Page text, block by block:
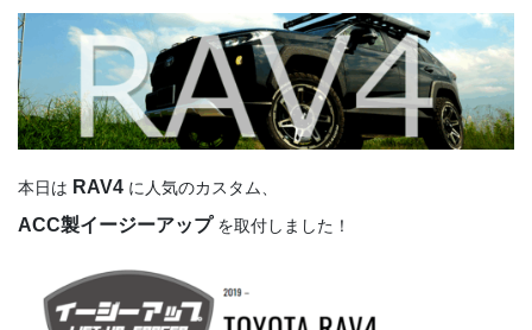
本日は RAV4 に人気のカスタム、
ACC製イージーアップを取付しました！